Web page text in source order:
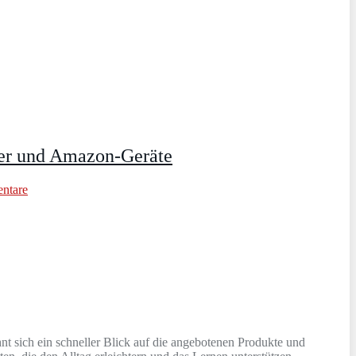
und Amazon‑Geräte
sich ein schneller Blick auf die angebotenen Produkte und